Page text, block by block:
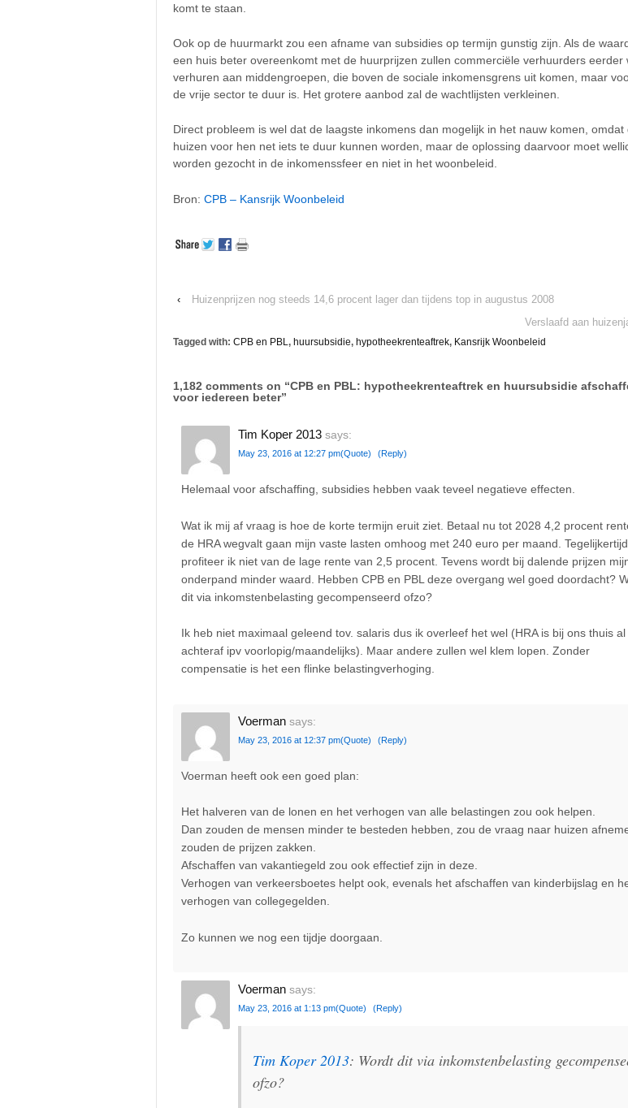
komt te staan.
Ook op de huurmarkt zou een afname van subsidies op termijn gunstig zijn. Als de
een huis beter overeenkomt met de huurprijzen zullen commerciële verhuurders eerder
verhuren aan middengroepen, die boven de sociale inkomensgrens uit komen, maar
de vrije sector te duur is. Het grotere aanbod zal de wachtlijsten verkleinen.
Direct probleem is wel dat de laagste inkomens dan mogelijk in het nauw komen, omdat
huizen voor hen net iets te duur kunnen worden, maar de oplossing daarvoor moet
worden gezocht in de inkomenssfeer en niet in het woonbeleid.
Bron: CPB – Kansrijk Woonbeleid
‹
Huizenprijzen nog steeds 14,6 procent lager dan tijdens top in augustus 2008
Verslaafd aan
Tagged with: CPB en PBL, huursubsidie, hypotheekrenteaftrek, Kansrijk Woonbeleid
1,182 comments on “CPB en PBL: hypotheekrenteaftrek en huursubsidie
voor iedereen beter”
Tim Koper 2013 says:
May 23, 2016 at 12:27 pm(Quote) (Reply)
Helemaal voor afschaffing, subsidies hebben vaak teveel negatieve effecten.
Wat ik mij af vraag is hoe de korte termijn eruit ziet. Betaal nu tot 2028 4,2 procent
de HRA wegvalt gaan mijn vaste lasten omhoog met 240 euro per maand. Tegelijkertijd
profiteer ik niet van de lage rente van 2,5 procent. Tevens wordt bij dalende prijzen
onderpand minder waard. Hebben CPB en PBL deze overgang wel goed doordacht?
dit via inkomstenbelasting gecompenseerd ofzo?
Ik heb niet maximaal geleend tov. salaris dus ik overleef het wel (HRA is bij ons thuis al
achteraf ipv voorlopig/maandelijks). Maar andere zullen wel klem lopen. Zonder
compensatie is het een flinke belastingverhoging.
Voerman says:
May 23, 2016 at 12:37 pm(Quote) (Reply)
Voerman heeft ook een goed plan:
Het halveren van de lonen en het verhogen van alle belastingen zou ook helpen.
Dan zouden de mensen minder te besteden hebben, zou de vraag naar huizen
zouden de prijzen zakken.
Afschaffen van vakantiegeld zou ook effectief zijn in deze.
Verhogen van verkeersboetes helpt ook, evenals het afschaffen van kinderbijslag en
verhogen van collegegelden.
Zo kunnen we nog een tijdje doorgaan.
Voerman says:
May 23, 2016 at 1:13 pm(Quote) (Reply)
Tim Koper 2013: Wordt dit via inkomstenbelasting
ofzo?